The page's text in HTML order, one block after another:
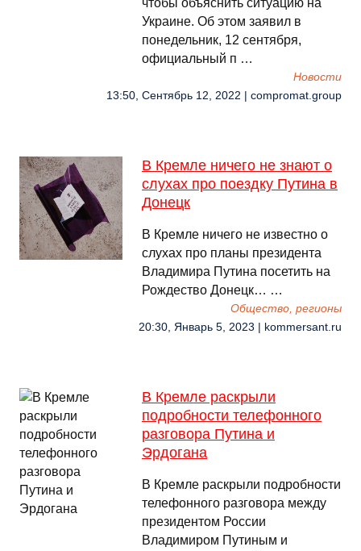
чтобы объяснить ситуацию на
Украине. Об этом заявил в
понедельник, 12 сентября,
официальный п …
Новости
13:50, Сентябрь 12, 2022 | compromat.group
В Кремле ничего не знают о
слухах про поездку Путина в
Донецк
В Кремле ничего не известно о
слухах про планы президента
Владимира Путина посетить на
Рождество Донецк… …
Общество, регионы
20:30, Январь 5, 2023 | kommersant.ru
В Кремле раскрыли
подробности телефонного
разговора Путина и
Эрдогана
В Кремле раскрыли подробности
телефонного разговора между
президентом России
Владимиром Путиным и